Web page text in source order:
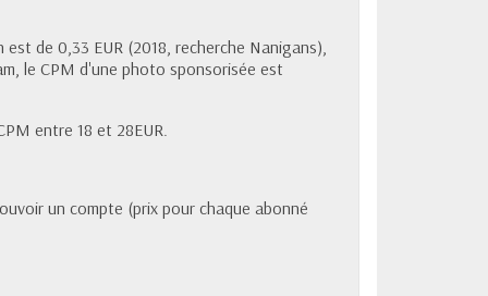
de 0,33 EUR (2018, recherche Nanigans),
le CPM d'une photo sponsorisée est
entre 18 et 28EUR.
un compte (prix pour chaque abonné